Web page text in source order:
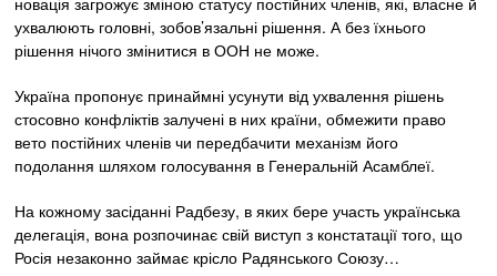
ухвалюють головні, зобов’язальні рішення. А без їхнього
рішення нічого змінитися в ООН не може.
Україна пропонує принаймні усунути від ухвалення рішень
стосовно конфліктів залучені в них країни, обмежити право
вето постійних членів чи передбачити механізм його
подолання шляхом голосування в Генеральній Асамблеї.
На кожному засіданні Радбезу, в яких бере участь українська
делегація, вона розпочинає свій виступ з констатації того, що
Росія незаконно займає крісло Радянського Союзу…